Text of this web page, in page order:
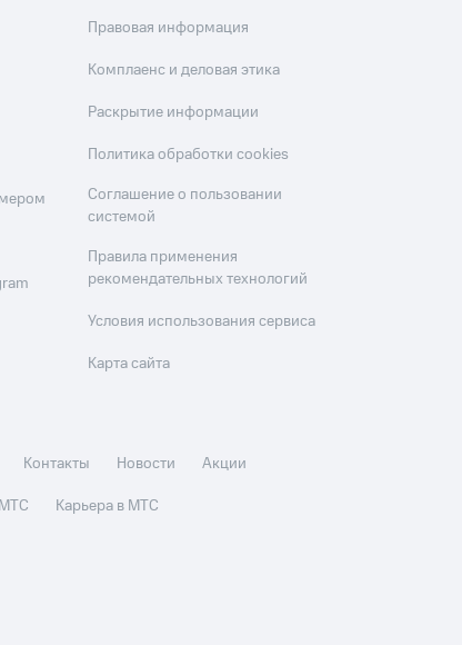
Правовая информация
Комплаенс и деловая этика
Раскрытие информации
Политика обработки cookies
Соглашение о пользовании
системой
Правила применения
рекомендательных технологий
Условия использования сервиса
Карта сайта
Контакты Новости
Акции
Карьера в МТС